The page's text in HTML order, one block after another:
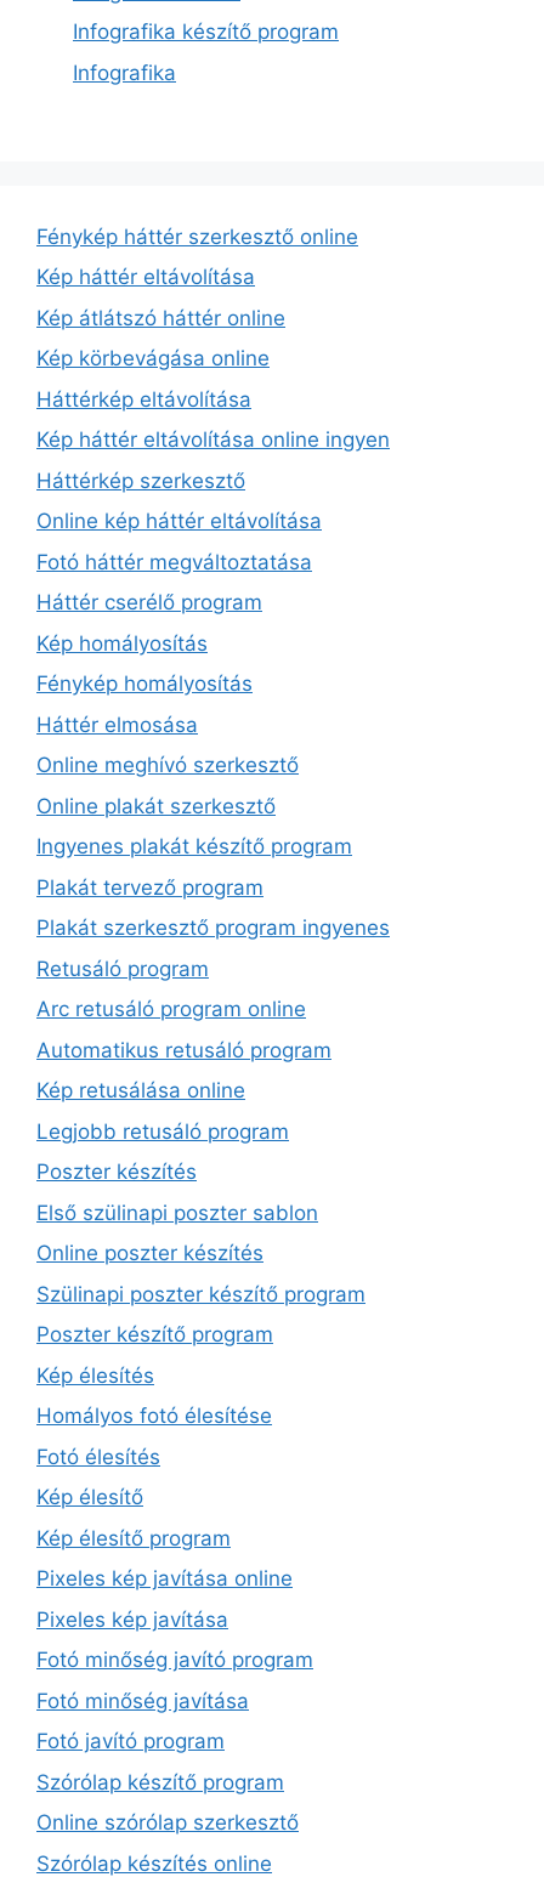
Infografika készítő program
Infografika
Fénykép háttér szerkesztő online
Kép háttér eltávolítása
Kép átlátszó háttér online
Kép körbevágása online
Háttérkép eltávolítása
Kép háttér eltávolítása online ingyen
Háttérkép szerkesztő
Online kép háttér eltávolítása
Fotó háttér megváltoztatása
Háttér cserélő program
Kép homályosítás
Fénykép homályosítás
Háttér elmosása
Online meghívó szerkesztő
Online plakát szerkesztő
Ingyenes plakát készítő program
Plakát tervező program
Plakát szerkesztő program ingyenes
Retusáló program
Arc retusáló program online
Automatikus retusáló program
Kép retusálása online
Legjobb retusáló program
Poszter készítés
Első szülinapi poszter sablon
Online poszter készítés
Szülinapi poszter készítő program
Poszter készítő program
Kép élesítés
Homályos fotó élesítése
Fotó élesítés
Kép élesítő
Kép élesítő program
Pixeles kép javítása online
Pixeles kép javítása
Fotó minőség javító program
Fotó minőség javítása
Fotó javító program
Szórólap készítő program
Online szórólap szerkesztő
Szórólap készítés online